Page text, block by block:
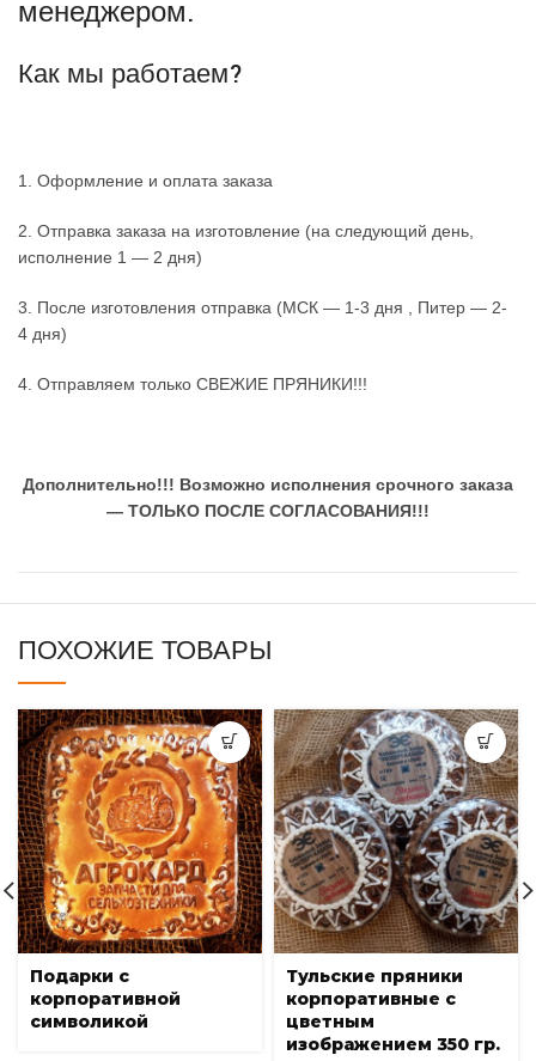
менеджером.
Как мы работаем?
1. Оформление и оплата заказа
2. Отправка заказа на изготовление (на следующий день,
исполнение 1 — 2 дня)
3. После изготовления отправка (МСК — 1-3 дня , Питер — 2-
4 дня)
4. Отправляем только СВЕЖИЕ ПРЯНИКИ!!!
Дополнительно!!! Возможно исполнения срочного заказа
— ТОЛЬКО ПОСЛЕ СОГЛАСОВАНИЯ!!!
ПОХОЖИЕ ТОВАРЫ
Подарки с
корпоративной
символикой
Тульские пряники
корпоративные с
цветным
изображением 350 гр.